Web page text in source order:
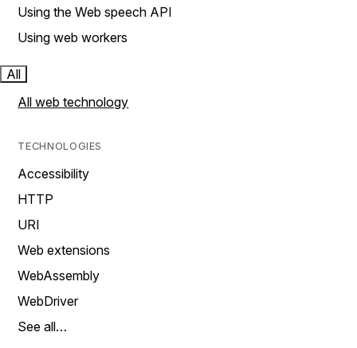
Using the Web speech API
Using web workers
All
All web technology
TECHNOLOGIES
Accessibility
HTTP
URI
Web extensions
WebAssembly
WebDriver
See all…